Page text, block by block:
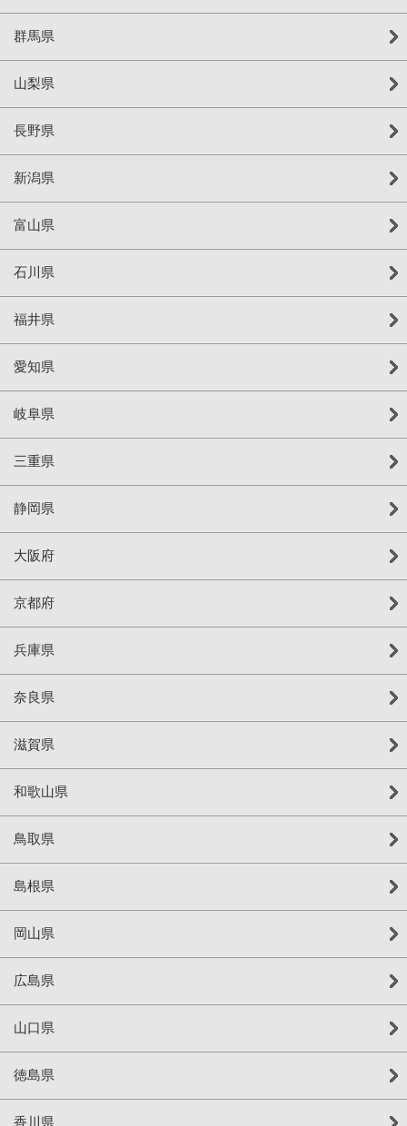
群馬県
山梨県
長野県
新潟県
富山県
石川県
福井県
愛知県
岐阜県
三重県
静岡県
大阪府
京都府
兵庫県
奈良県
滋賀県
和歌山県
鳥取県
島根県
岡山県
広島県
山口県
徳島県
香川県